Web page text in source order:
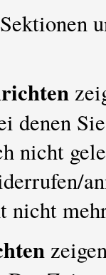
denen
nicht
nicht